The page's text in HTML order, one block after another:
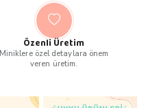
Özenli Üretim
Miniklere özel detaylara önem
veren üretim.